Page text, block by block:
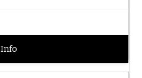
Info